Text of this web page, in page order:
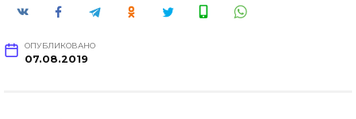
ОПУБЛИКОВАНО
07.08.2019